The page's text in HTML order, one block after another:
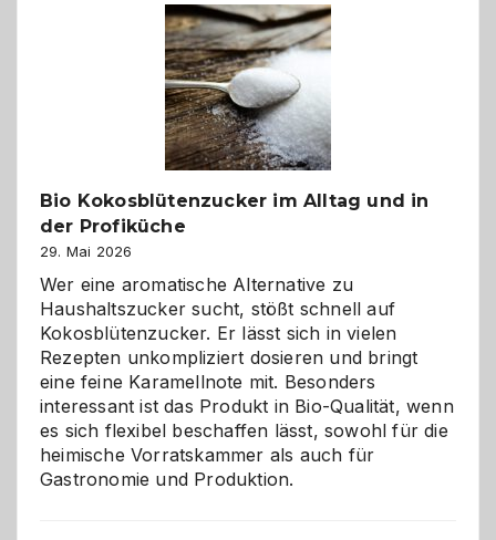
Freund
in
Gefahr
ist:
Brandschutz
für
Hunde
eigenen
Bio Kokosblütenzucker im Alltag und in
der Profiküche
29. Mai 2026
Wer eine aromatische Alternative zu
Haushaltszucker sucht, stößt schnell auf
Kokosblütenzucker. Er lässt sich in vielen
Rezepten unkompliziert dosieren und bringt
eine feine Karamellnote mit. Besonders
interessant ist das Produkt in Bio-Qualität, wenn
es sich flexibel beschaffen lässt, sowohl für die
heimische Vorratskammer als auch für
Gastronomie und Produktion.